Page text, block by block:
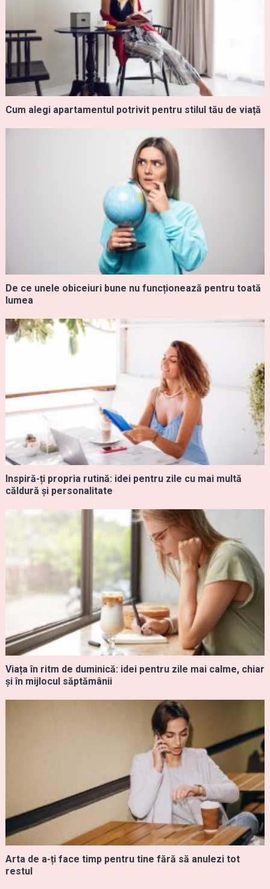
Cum alegi apartamentul potrivit pentru stilul tău de viață
De ce unele obiceiuri bune nu funcționează pentru toată
lumea
Inspiră-ți propria rutină: idei pentru zile cu mai multă
căldură și personalitate
Viața în ritm de duminică: idei pentru zile mai calme, chiar
și în mijlocul săptămânii
Arta de a-ți face timp pentru tine fără să anulezi tot
restul